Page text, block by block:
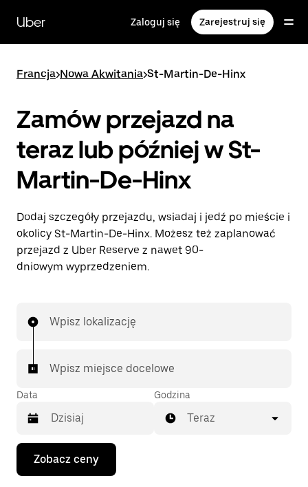
głównej
zawartości
Uber Zaloguj się Zarejestruj się
Francja>Nowa Akwitania>St-Martin-De-Hinx
Zamów przejazd na
teraz lub później w St-
Martin-De-Hinx
Dodaj szczegóły przejazdu, wsiadaj i jedź po mieście i
okolicy St-Martin-De-Hinx. Możesz też zaplanować
przejazd z Uber Reserve z nawet 90-
dniowym wyprzedzeniem.
Wpisz lokalizację
Wpisz miejsce docelowe
Data
Naciśnij
klawisz
strzałki
Godzina
Teraz
Zobacz ceny